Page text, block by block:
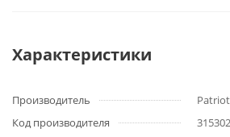
Характеристики
Производитель
Patriot
Код производителя